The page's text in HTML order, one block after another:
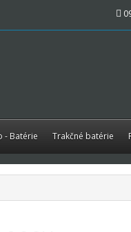
- Batérie Trakčné batérie